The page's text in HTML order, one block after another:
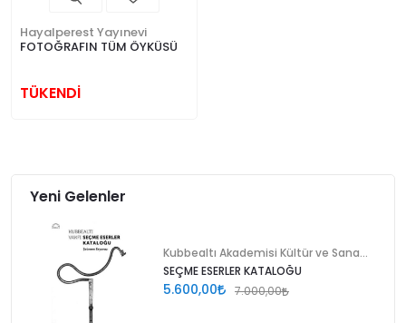
Hayalperest Yayınevi
FOTOĞRAFIN TÜM ÖYKÜSÜ
TÜKENDİ
Yeni Gelenler
SEÇME ESERLER KATALOĞU
5.600,00 7.000,00